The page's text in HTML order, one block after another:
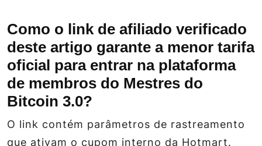
Como o link de afiliado verificado
deste artigo garante a menor tarifa
oficial para entrar na plataforma
de membros do Mestres do
Bitcoin 3.0?
O link contém parâmetros de rastreamento
que ativam o cupom interno da Hotmart.